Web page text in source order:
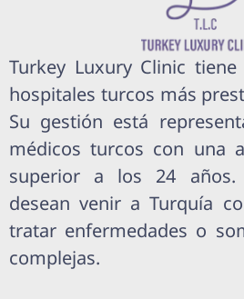
Turkey Luxury Clinic
hospitales turcos más
Su gestión está
médicos turcos con una
superior a los 24 años.
desean venir a Turquía
tratar enfermedades o
complejas.